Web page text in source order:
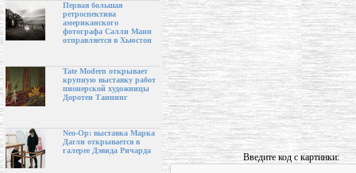
Первая большая
ретроспектива
американского
фотографа Салли Манн
отправляется в Хьюстон
Tate Modern открывает
крупную выставку работ
пионерской художницы
Доротеи Таннинг
Neo-Op: выставка Марка
Дагли открывается в
галерее Дэвида Ричарда
Введите код с картинки: